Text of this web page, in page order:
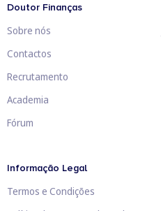
Doutor Finanças
Sobre nós
Contactos
Recrutamento
Academia
Fórum
Informação Legal
Termos e Condições